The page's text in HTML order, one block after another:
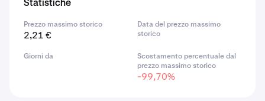
Statistiche
Prezzo massimo storico
2,21 €
Data del prezzo massimo
storico
Giorni da
Scostamento percentuale dal
prezzo massimo storico
-99,70%